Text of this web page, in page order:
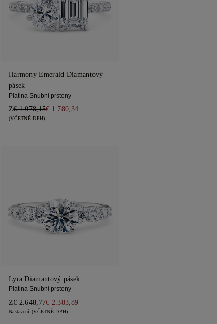
Harmony Emerald Diamantový
pásek
Platina Snubní prsteny
Z€ 1.978,15€ 1.780,34
(VČETNĚ DPH)
Lyra Diamantový pásek
Platina Snubní prsteny
Z€ 2.648,77€ 2.383,89
Nastavení (VČETNĚ DPH)